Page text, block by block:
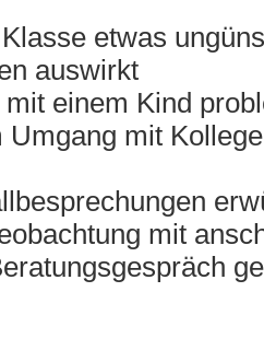
etwas
auswirkt
einem Kind
Umgang mit
mit